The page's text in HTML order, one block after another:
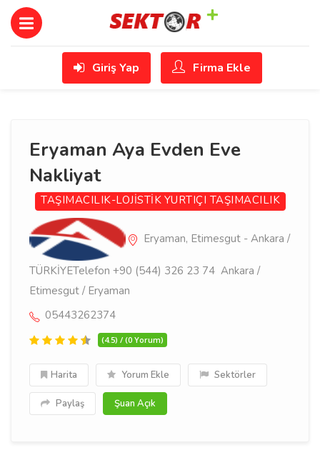
Giriş Yap Firma Ekle
Eryaman Aya Evden Eve
Nakliyat
TAŞIMACILIK-LOJİSTİK YURTIÇI TAŞIMACILIK
Eryaman, Etimesgut - Ankara /
TÜRKİYETelefon +90 (544) 326 23 74 Ankara /
Etimesgut / Eryaman
05443262374
(4.5) / (0 Yorum)
Harita Yorum Ekle Sektörler
Paylaş Şuan Açık